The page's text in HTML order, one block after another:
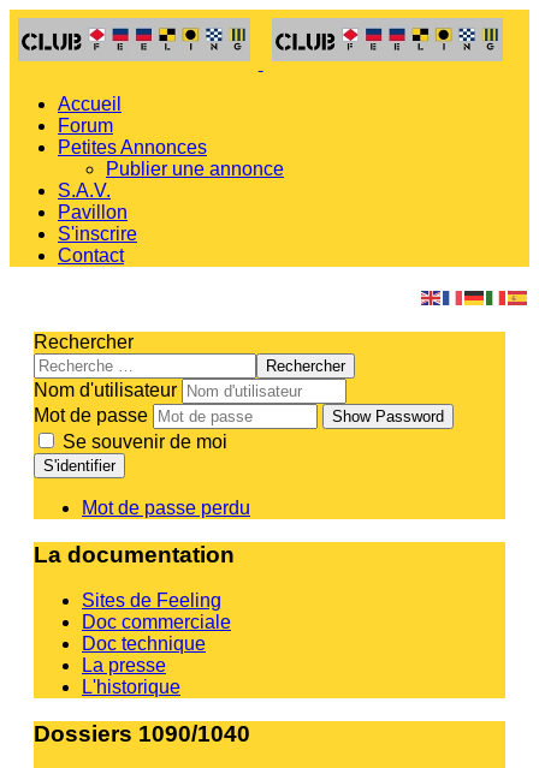
Accueil
Forum
Petites Annonces
Publier une annonce
S.A.V.
Pavillon
S'inscrire
Contact
Rechercher
Rechercher
Nom d'utilisateur
Mot de passe
Show Password
Se souvenir de moi
S'identifier
Mot de passe perdu
La documentation
Sites de Feeling
Doc commerciale
Doc technique
La presse
L'historique
Dossiers 1090/1040